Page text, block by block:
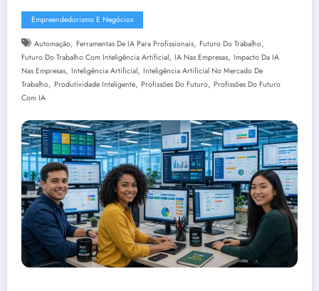
Empreendedorismo E Negócios
Automação, Ferramentas De IA Para Profissionais, Futuro Do Trabalho,
Futuro Do Trabalho Com Inteligência Artificial, IA Nas Empresas, Impacto Da IA
Nas Empresas, Inteligência Artificial, Inteligência Artificial No Mercado De
Trabalho, Produtividade Inteligente, Profissões Do Futuro, Profissões Do Futuro
Com IA